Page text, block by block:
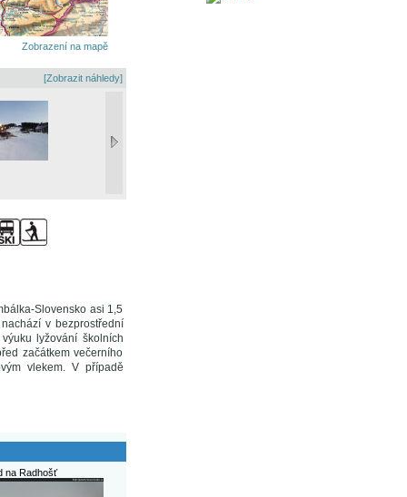
Zobrazení na mapě
[Zobrazit náhledy]
Slovensko asi 1,5
v bezprostřední
lyžování školních
začátkem večerního
vlekem. V případě
na Radhošť